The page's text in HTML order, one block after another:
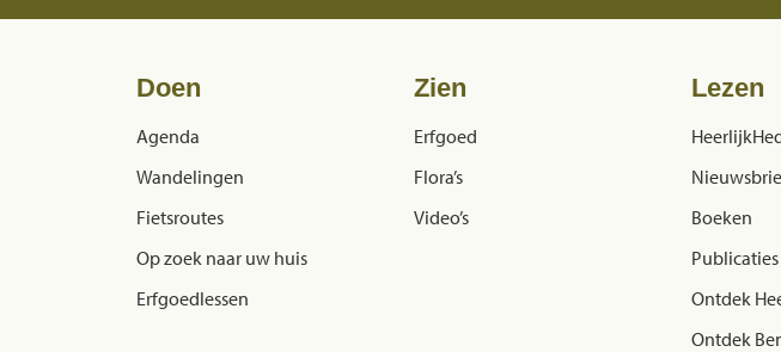
Doen
Agenda
Wandelingen
Fietsroutes
Op zoek naar uw huis
Erfgoedlessen
Zien
Erfgoed
Flora’s
Video’s
Lezen
Boeken
Publicaties
Ontdek
Ontdek